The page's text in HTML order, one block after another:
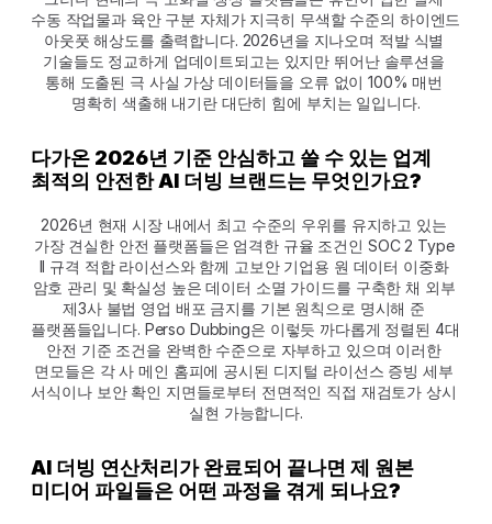
수동 작업물과 육안 구분 자체가 지극히 무색할 수준의 하이엔드
아웃풋 해상도를 출력합니다. 2026년을 지나오며 적발 식별
기술들도 정교하게 업데이트되고는 있지만 뛰어난 솔루션을
통해 도출된 극 사실 가상 데이터들을 오류 없이 100% 매번
명확히 색출해 내기란 대단히 힘에 부치는 일입니다.
다가온 2026년 기준 안심하고 쓸 수 있는 업계
최적의 안전한 AI 더빙 브랜드는 무엇인가요?
2026년 현재 시장 내에서 최고 수준의 우위를 유지하고 있는
가장 견실한 안전 플랫폼들은 엄격한 규율 조건인 SOC 2 Type
II 규격 적합 라이선스와 함께 고보안 기업용 원 데이터 이중화
암호 관리 및 확실성 높은 데이터 소멸 가이드를 구축한 채 외부
제3사 불법 영업 배포 금지를 기본 원칙으로 명시해 준
플랫폼들입니다. Perso Dubbing은 이렇듯 까다롭게 정렬된 4대
안전 기준 조건을 완벽한 수준으로 자부하고 있으며 이러한
면모들은 각 사 메인 홈피에 공시된 디지털 라이선스 증빙 세부
서식이나 보안 확인 지면들로부터 전면적인 직접 재검토가 상시
실현 가능합니다.
AI 더빙 연산처리가 완료되어 끝나면 제 원본
미디어 파일들은 어떤 과정을 겪게 되나요?